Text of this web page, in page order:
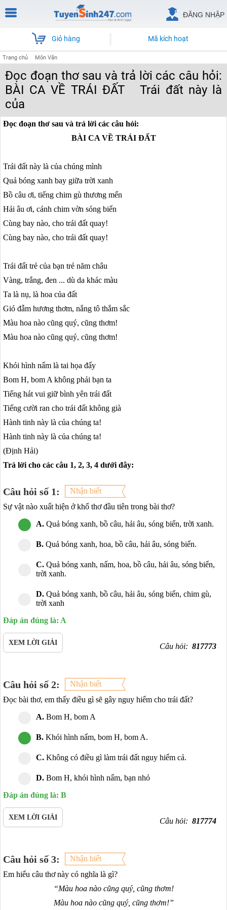
ĐĂNG NHẬP
Giỏ hàng Mã kích hoạt
Trang chủ Môn Văn
Đọc đoạn thơ sau và trả lời các câu hỏi:
BÀI CA VỀ TRÁI ĐẤT Trái đất này là
của
Đọc đoạn thơ sau và trả lời các câu hỏi:
BÀI CA VỀ TRÁI ĐẤT
Trái đất này là của chúng mình
Quả bóng xanh bay giữa trời xanh
Bồ câu ơi, tiếng chim gù thương mến
Hải âu ơi, cánh chim vờn sóng biển
Cùng bay nào, cho trái đất quay!
Cùng bay nào, cho trái đất quay!
Trái đất trẻ của bạn trẻ năm châu
Vàng, trắng, đen ... dù da khác màu
Ta là nụ, là hoa của đất
Gió đẫm hương thơm, nắng tô thắm sắc
Màu hoa nào cũng quý, cũng thơm!
Màu hoa nào cũng quý, cũng thơm!
Khói hình nấm là tai họa đấy
Bom H, bom A không phải bạn ta
Tiếng hát vui giữ bình yên trái đất
Tiếng cười ran cho trái đất không già
Hành tinh này là của chúng ta!
Hành tinh này là của chúng ta!
(Định Hải)
Trả lời cho các câu 1, 2, 3, 4 dưới đây:
Câu hỏi số 1:
Nhận biết
Sự vật nào xuất hiện ở khổ thơ đầu tiên trong bài thơ?
A. Quả bóng xanh, bồ câu, hải âu, sóng biển, trời xanh.
B. Quả bóng xanh, hoa, bồ câu, hải âu, sóng biển.
C. Quả bóng xanh, nấm, hoa, bồ câu, hải âu, sóng biển,
trời xanh.
D. Quả bóng xanh, bồ câu, hải âu, sóng biển, chim gù,
trời xanh
Đáp án đúng là: A
XEM LỜI GIẢI Câu hỏi: 817773
Câu hỏi số 2:
Nhận biết
Đọc bài thơ, em thấy điều gì sẽ gây nguy hiểm cho trái đất?
A. Bom H, bom A
B. Khói hình nấm, bom H, bom A.
C. Không có điều gì làm trái đất nguy hiểm cả.
D. Bom H, khói hình nấm, bạn nhỏ
Đáp án đúng là: B
XEM LỜI GIẢI Câu hỏi: 817774
Câu hỏi số 3:
Nhận biết
Em hiểu câu thơ này có nghĩa là gì?
“Màu hoa nào cũng quý, cũng thơm!
Màu hoa nào cũng quý, cũng thơm!”